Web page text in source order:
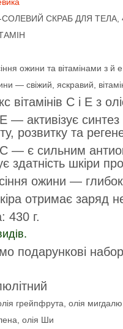
СКРАБ ДЛЯ ТЕЛА,
ожини та вітамінами з й е
— свіжий, яскравий,
вітамінів С і Е з
Е — активізує
розвитку та
С — є сильним
здатність шкіри
ожини —
отримає заряд
430 г.
подарункові
грейпфрута, олія мигдалю
олія Ши